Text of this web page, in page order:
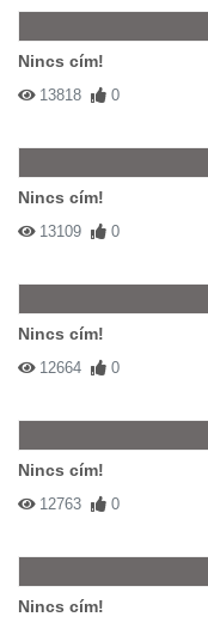
Nincs cím!
13818 0
Nincs cím!
13109 0
Nincs cím!
12664 0
Nincs cím!
12763 0
Nincs cím!